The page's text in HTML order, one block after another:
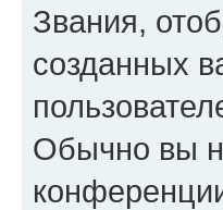
Звания,
созданных
Обычно вы